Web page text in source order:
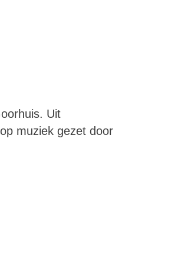
Uit
muziek gezet door